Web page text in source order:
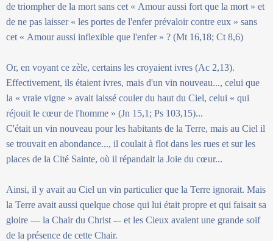
de triompher de la mort sans cet « Amour aussi fort que la mort » et
de ne pas laisser « les portes de l'enfer prévaloir contre eux » sans
cet « Amour aussi inflexible que l'enfer » ? (Mt 16,18; Ct 8,6)
Or, en voyant ce zèle, certains les croyaient ivres (Ac 2,13).
Effectivement, ils étaient ivres, mais d'un vin nouveau..., celui que
la « vraie vigne » avait laissé couler du haut du Ciel, celui « qui
réjouit le cœur de l'homme » (Jn 15,1; Ps 103,15)...
C'était un vin nouveau pour les habitants de la Terre, mais au Ciel il
se trouvait en abondance..., il coulait à flot dans les rues et sur les
places de la Cité Sainte, où il répandait la Joie du cœur...
Ainsi, il y avait au Ciel un vin particulier que la Terre ignorait. Mais
la Terre avait aussi quelque chose qui lui était propre et qui faisait sa
gloire — la Chair du Christ -– et les Cieux avaient une grande soif
de la présence de cette Chair.